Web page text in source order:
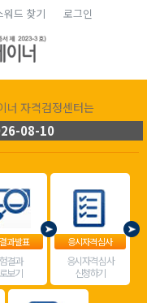
드 찾기 로그인
너 자격검정센터는
08-10
과 발표
결과
보기
응시자격 심사
응시자격 심사
신청하기